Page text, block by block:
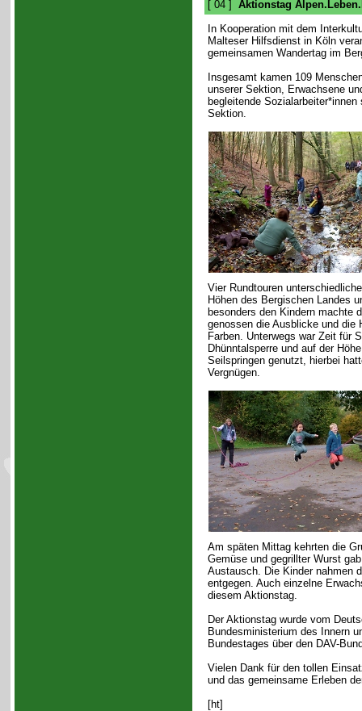
[ 04 ] Aktionstag
In Kooperation mit dem
Malteser Hilfsdienst in Köln
gemeinsamen Wandertag im
Insgesamt kamen 109
unserer Sektion, Erwachsene
begleitende
Sektion.
Vier Rundtouren
Höhen des Bergischen Landes
besonders den Kindern machte
genossen die Ausblicke und die
Farben. Unterwegs war Zeit für
Dhünntalsperre und auf der
Seilspringen genutzt, hierbei
Vergnügen.
Am späten Mittag kehrten die
Gemüse und gegrillter Wurst
Austausch. Die Kinder nahmen
entgegen. Auch einzelne
diesem Aktionstag.
Der Aktionstag wurde vom
Bundesministerium des Innern
Bundestages über den DAV-
Vielen Dank für den tollen
und das gemeinsame Erleben
[ht]